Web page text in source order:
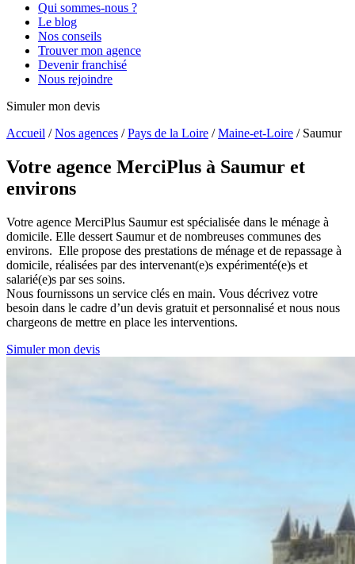
Qui sommes-nous ?
Le blog
Nos conseils
Trouver mon agence
Devenir franchisé
Nous rejoindre
Simuler mon devis
Accueil /Nos agences /Pays de la Loire /Maine-et-Loire / Saumur
Votre agence MerciPlus à Saumur et
environs
Votre agence MerciPlus Saumur est spécialisée dans le ménage à
domicile. Elle dessert Saumur et de nombreuses communes des
environs. Elle propose des prestations de ménage et de repassage à
domicile, réalisées par des intervenant(e)s expérimenté(e)s et
salarié(e)s par ses soins.
Nous fournissons un service clés en main. Vous décrivez votre
besoin dans le cadre d’un devis gratuit et personnalisé et nous nous
chargeons de mettre en place les interventions.
Simuler mon devis